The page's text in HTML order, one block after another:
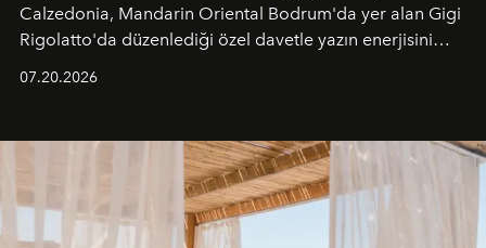
Calzedonia, Mandarin Oriental Bodrum'da yer alan Gigi
Rigolatto'da düzenlediği özel davetle yazın enerjisini
07.20.2026